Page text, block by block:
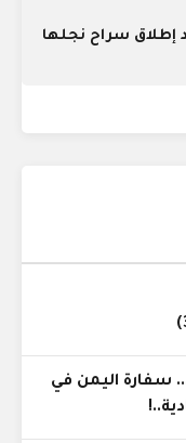
إطلاق سراح نجلها
سفارة اليمن في